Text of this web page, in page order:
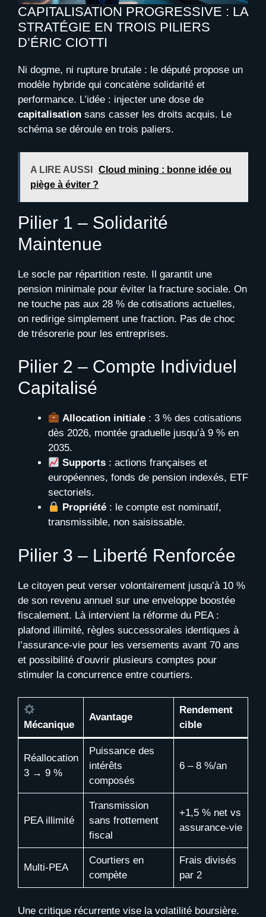
CAPITALISATION PROGRESSIVE : LA
STRATÉGIE EN TROIS PILIERS
D’ÉRIC CIOTTI
Ni dogme, ni rupture brutale : le député propose un
modèle hybride qui concatène solidarité et
performance. L’idée : injecter une dose de
capitalisation sans casser les droits acquis. Le
schéma se déroule en trois paliers.
A LIRE AUSSI
Cloud mining : bonne idée ou
piège à éviter ?
Pilier 1 – Solidarité
Maintenue
Le socle par répartition reste. Il garantit une
pension minimale pour éviter la fracture sociale. On
ne touche pas aux 28 % de cotisations actuelles,
on redirige simplement une fraction. Pas de choc
de trésorerie pour les entreprises.
Pilier 2 – Compte Individuel
Capitalisé
Allocation initiale : 3 % des cotisations
dès 2026, montée graduelle jusqu’à 9 % en
2035.
Supports : actions françaises et
européennes, fonds de pension indexés, ETF
sectoriels.
Propriété : le compte est nominatif,
transmissible, non saisissable.
Pilier 3 – Liberté Renforcée
Le citoyen peut verser volontairement jusqu’à 10 %
de son revenu annuel sur une enveloppe boostée
fiscalement. Là intervient la réforme du PEA :
plafond illimité, règles successorales identiques à
l’assurance-vie pour les versements avant 70 ans
et possibilité d’ouvrir plusieurs comptes pour
stimuler la concurrence entre courtiers.
Mécanique
Avantage
Rendement
cible
Réallocation
3 → 9 %
Puissance des
intérêts
composés
6 – 8 %/an
PEA illimité
Transmission
sans frottement
fiscal
+1,5 % net vs
assurance-vie
Multi-PEA
Courtiers en
compète
Frais divisés
par 2
Une critique récurrente vise la volatilité boursière.